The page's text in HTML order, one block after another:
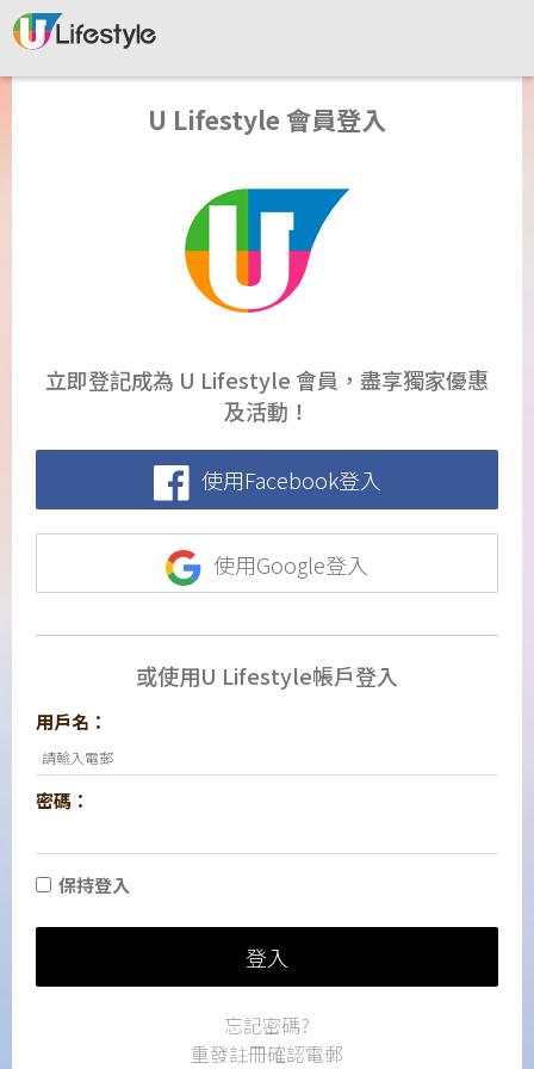
U Lifestyle 會員登入
立即登記成為 U Lifestyle 會員，盡享獨家優惠
及活動！
使用Facebook登入
使用Google登入
或使用U Lifestyle帳戶登入
用戶名：
密碼：
保持登入
登入
忘記密碼?
重發註冊確認電郵